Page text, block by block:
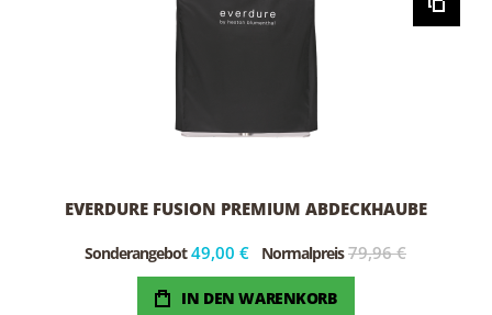
EVERDURE FUSION PREMIUM ABDECKHAUBE
Sonderangebot 49,00 € Normalpreis 79,96 €
IN DEN WARENKORB